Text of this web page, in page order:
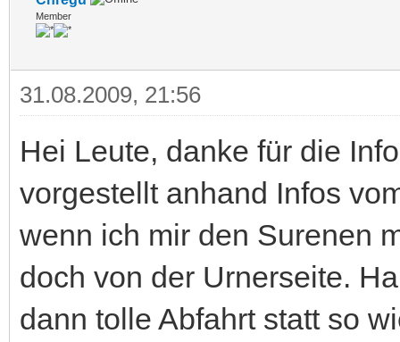
Member
31.08.2009, 21:56
Hei Leute, danke für die
vorgestellt anhand Infos
wenn ich mir den Surenen
doch von der Urnerseite.
dann tolle Abfahrt statt so